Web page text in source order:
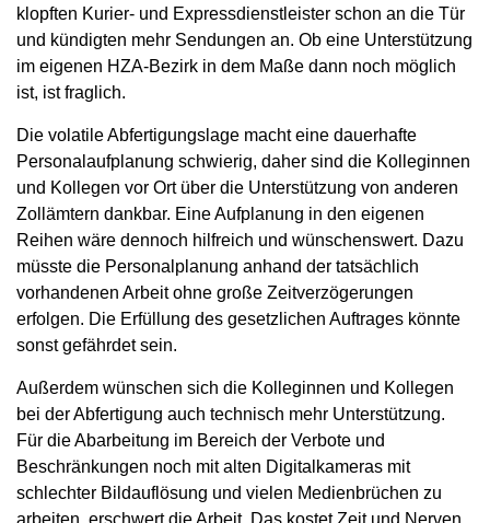
klopften Kurier- und Expressdienstleister schon an die Tür
und kündigten mehr Sendungen an. Ob eine Unterstützung
im eigenen HZA-Bezirk in dem Maße dann noch möglich
ist, ist fraglich.
Die volatile Abfertigungslage macht eine dauerhafte
Personalaufplanung schwierig, daher sind die Kolleginnen
und Kollegen vor Ort über die Unterstützung von anderen
Zollämtern dankbar. Eine Aufplanung in den eigenen
Reihen wäre dennoch hilfreich und wünschenswert. Dazu
müsste die Personalplanung anhand der tatsächlich
vorhandenen Arbeit ohne große Zeitverzögerungen
erfolgen. Die Erfüllung des gesetzlichen Auftrages könnte
sonst gefährdet sein.
Außerdem wünschen sich die Kolleginnen und Kollegen
bei der Abfertigung auch technisch mehr Unterstützung.
Für die Abarbeitung im Bereich der Verbote und
Beschränkungen noch mit alten Digitalkameras mit
schlechter Bildauflösung und vielen Medienbrüchen zu
arbeiten, erschwert die Arbeit. Das kostet Zeit und Nerven.